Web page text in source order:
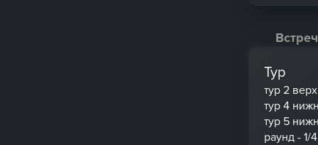
Тур
тур 2
тур 4
тур 5
раунд - 1/4